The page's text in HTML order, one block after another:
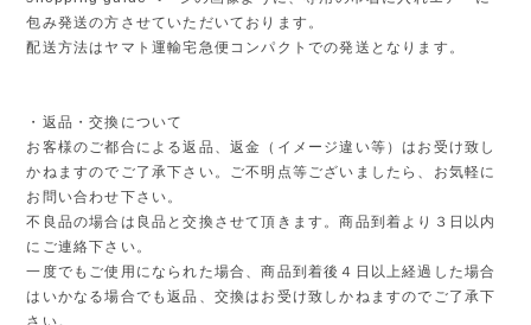
包み発送の方させていただいております。
配送方法はヤマト運輸宅急便コンパクトでの発送となります。
・返品・交換について
お客様のご都合による返品、返金（イメージ違い等）はお受け致し
かねますのでご了承下さい。ご不明点等ございましたら、お気軽に
お問い合わせ下さい。
不良品の場合は良品と交換させて頂きます。商品到着より３日以内
にご連絡下さい。
一度でもご使用になられた場合、商品到着後４日以上経過した場合
はいかなる場合でも返品、交換はお受け致しかねますのでご了承下
さい。